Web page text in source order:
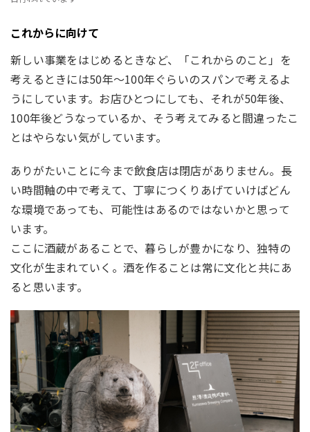
これからに向けて
新しい事業をはじめるときなど、「これからのこと」を
考えるときには50年～100年ぐらいのスパンで考えるよ
うにしています。 お店ひとつにしても、それが50年後、
100年後どうなっているか、そう考えてみると間違ったこ
とはやらない気がしています。
ありがたいことに今まで飲食店は閉店がありません。長
い時間軸の中で考えて、丁寧につくりあげていけばどん
な環境であっても、可能性はあるのではないかと思って
います。
ここに酒蔵があることで、暮らしが豊かになり、独特の
文化が生まれていく。酒を作ることは常に文化と共にあ
ると思います。